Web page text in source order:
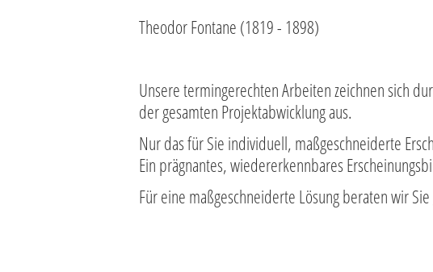
Theodor Fontane (1819 - 1898)
Unsere termingerechten Arbeiten zeichnen sich
der gesamten Projektabwicklung aus.
Nur das für Sie individuell, maßgeschneiderte
Ein prägnantes, wiedererkennbares
Für eine maßgeschneiderte Lösung beraten wir